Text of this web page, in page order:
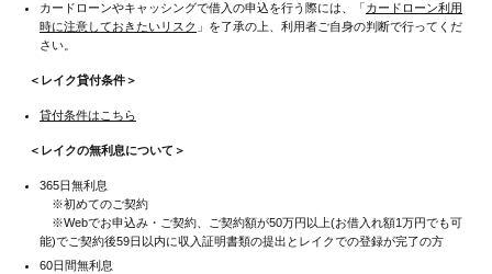
カードローンやキャッシングで借入の申込を行う際には、「カードローン利用
時に注意しておきたいリスク 」を了承の上、利用者ご自身の判断で行ってくだ
さい。
＜レイク貸付条件＞
貸付条件はこちら
＜レイクの無利息について＞
365日無利息
※初めてのご契約
※Webでお申込み・ご契約、ご契約額が50万円以上(お借入れ額1万円でも可
能)でご契約後59日以内に収入証明書類の提出とレイクでの登録が完了の方
60日間無利息